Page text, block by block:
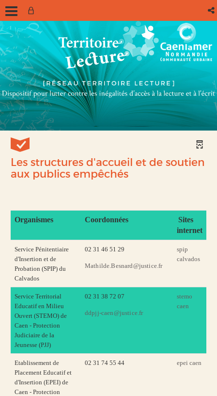
Les structures d'accueil et de soutien
aux publics empêchés
Organismes Coordonnées
Sites
internet
Service Pénitentiaire
d'Insertion et de
Probation (SPIP) du
Calvados
02 31 46 51 29
Mathilde.Besnard@justice.fr
spip
calvados
Service Territorial
Educatif en Milieu
Ouvert (STEMO) de
Caen - Protection
Judiciaire de la
Jeunesse (PJJ)
02 31 38 72 07
ddpjj-caen@justice.fr
stemo
caen
Etablissement de
Placement Educatif et
d'Insertion (EPEI) de
Caen - Protection
02 31 74 55 44 epei caen